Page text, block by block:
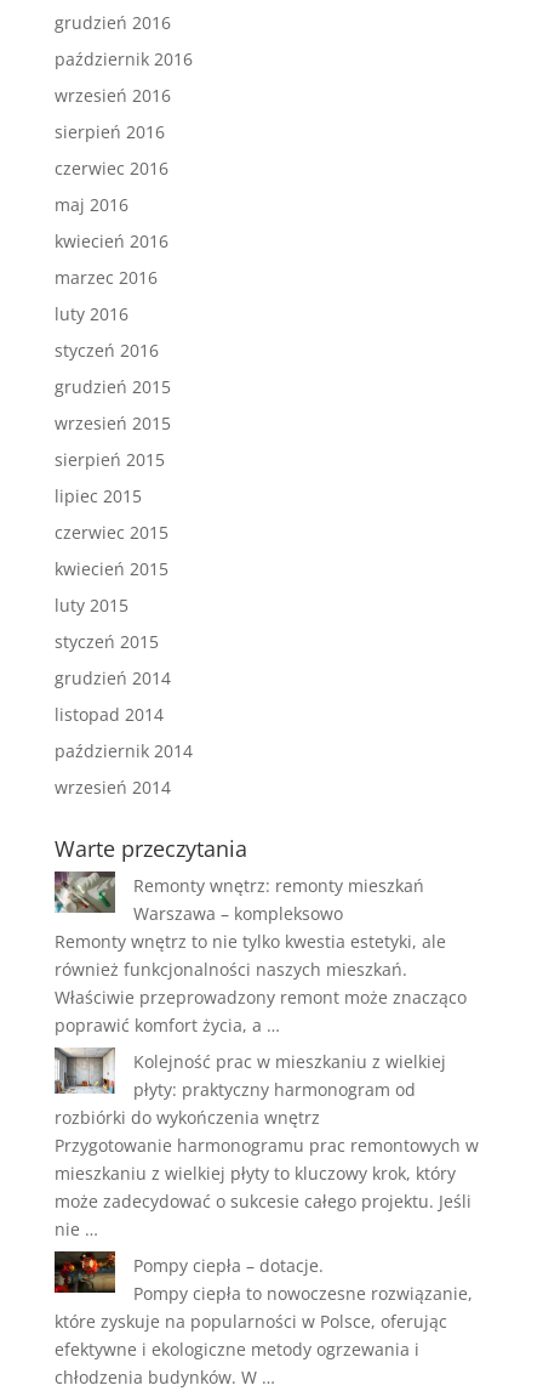
grudzień 2016
październik 2016
wrzesień 2016
sierpień 2016
czerwiec 2016
maj 2016
kwiecień 2016
marzec 2016
luty 2016
styczeń 2016
grudzień 2015
wrzesień 2015
sierpień 2015
lipiec 2015
czerwiec 2015
kwiecień 2015
luty 2015
styczeń 2015
grudzień 2014
listopad 2014
październik 2014
wrzesień 2014
Warte przeczytania
Remonty wnętrz: remonty mieszkań
Warszawa – kompleksowo
Remonty wnętrz to nie tylko kwestia estetyki, ale
również funkcjonalności naszych mieszkań.
Właściwie przeprowadzony remont może znacząco
poprawić komfort życia, a …
Kolejność prac w mieszkaniu z wielkiej
płyty: praktyczny harmonogram od
rozbiórki do wykończenia wnętrz
Przygotowanie harmonogramu prac remontowych w
mieszkaniu z wielkiej płyty to kluczowy krok, który
może zadecydować o sukcesie całego projektu. Jeśli
nie …
Pompy ciepła – dotacje.
Pompy ciepła to nowoczesne rozwiązanie,
które zyskuje na popularności w Polsce, oferując
efektywne i ekologiczne metody ogrzewania i
chłodzenia budynków. W …